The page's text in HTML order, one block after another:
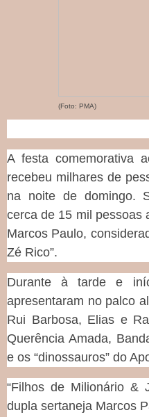
(Foto: PMA)
A festa comemorativa
recebeu milhares de
na noite de domingo.
cerca de 15 mil pessoas
Marcos Paulo,
Zé Rico”.
Durante à tarde e
apresentaram no palco
Rui Barbosa, Elias e
Querência Amada,
e os “dinossauros” do
“Filhos de Milionário &
dupla sertaneja Marcos